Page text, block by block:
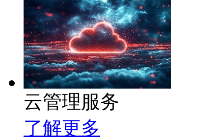
云管理服务
了解更多